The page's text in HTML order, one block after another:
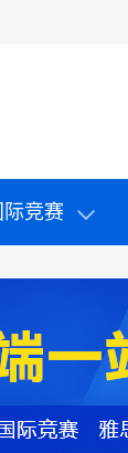
际竞赛